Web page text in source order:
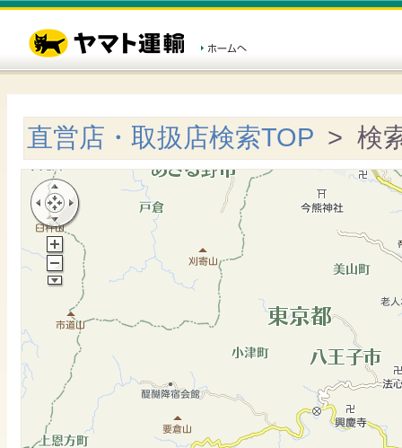
直営店・取扱店検索TOP > 検